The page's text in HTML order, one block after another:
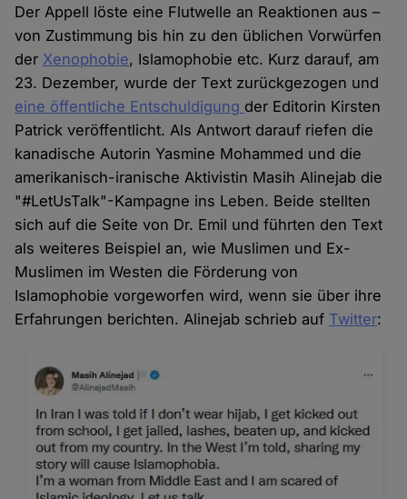
Der Appell löste eine Flutwelle an Reaktionen aus –
von Zustimmung bis hin zu den üblichen Vorwürfen
der Xenophobie, Islamophobie etc. Kurz darauf, am
23. Dezember, wurde der Text zurückgezogen und
eine öffentliche Entschuldigung der Editorin Kirsten
Patrick veröffentlicht. Als Antwort darauf riefen die
kanadische Autorin Yasmine Mohammed und die
amerikanisch-iranische Aktivistin Masih Alinejab die
"#LetUsTalk"-Kampagne ins Leben. Beide stellten
sich auf die Seite von Dr. Emil und führten den Text
als weiteres Beispiel an, wie Muslimen und Ex-
Muslimen im Westen die Förderung von
Islamophobie vorgeworfen wird, wenn sie über ihre
Erfahrungen berichten. Alinejab schrieb auf Twitter: